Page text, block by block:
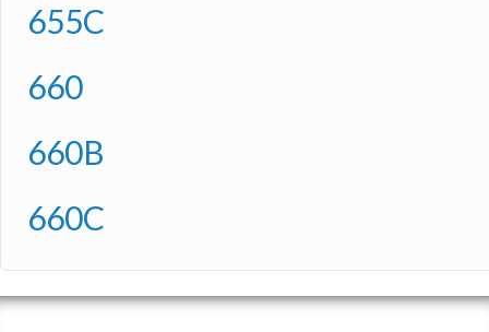
655C
660
660B
660C